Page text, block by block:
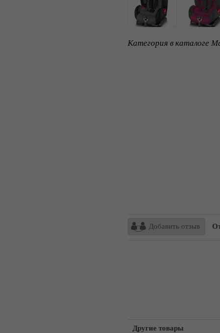
Категория в каталоге
Добавить отзыв
Другие товары